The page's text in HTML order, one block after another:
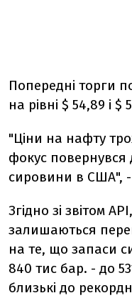
Попередні торги
на рівні $ 54,89 і $
"Ціни на нафту
фокус повернувся
сировини в США", -
Згідно зі звітом
залишаються
на те, що запаси
840 тис бар. - до
близькі до